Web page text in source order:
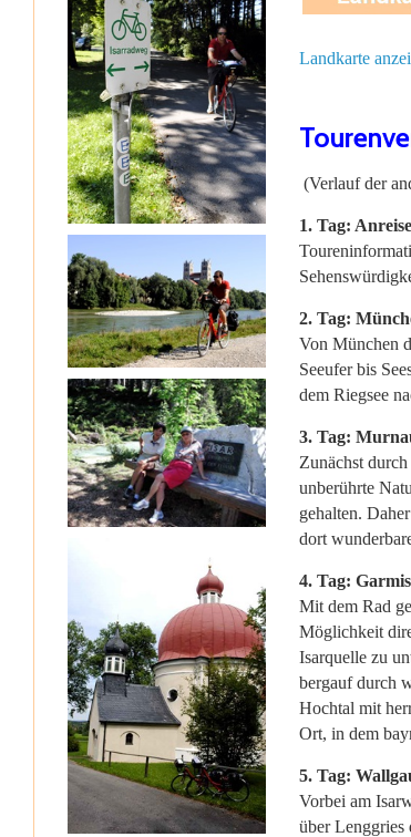
Landkarte
(Verlauf der
1. Tag:
2. Tag:
Von München
Seeufer bis
dem Riegsee
3. Tag:
Zunächst
unberührte
gehalten.
dort
4. Tag:
Mit dem Rad
Möglichkeit
Isarquelle zu
bergauf durch
Hochtal mit
Ort, in dem
5. Tag:
Vorbei am
über Lenggries